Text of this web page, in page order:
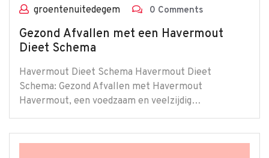
groentenuitedegem 0 Comments
Gezond Afvallen met een Havermout
Dieet Schema
Havermout Dieet Schema Havermout Dieet
Schema: Gezond Afvallen met Havermout
Havermout, een voedzaam en veelzijdig…